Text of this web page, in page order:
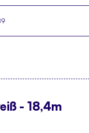
- 18,4m